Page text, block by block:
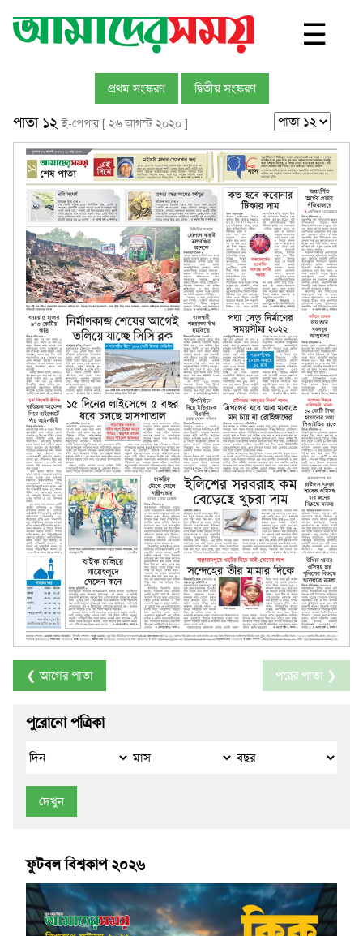
☰
প্রথম সংস্করণ দ্বিতীয় সংস্করণ
পাতা ১২ই-পেপার [ ২৬ আগস্ট ২০২০ ]
❮ আগের পাতা পরের পাতা ❯
পুরোনো পত্রিকা
দেখুন
ফুটবল বিশ্বকাপ ২০২৬